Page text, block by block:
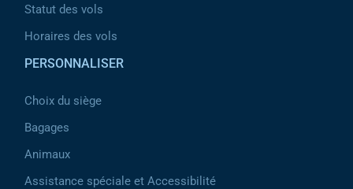
Statut des vols
Horaires des vols
PERSONNALISER
Choix du siège
Bagages
Animaux
Assistance spéciale et Accessibilité